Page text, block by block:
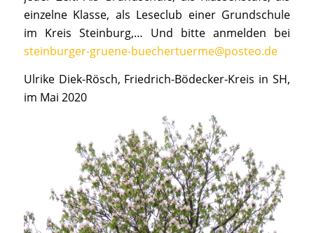
einzelne Klasse, als Leseclub einer Grundschule
im Kreis Steinburg,… Und bitte anmelden bei
steinburger-gruene-buechertuerme@posteo.de
Ulrike Diek-Rösch, Friedrich-Bödecker-Kreis in SH,
im Mai 2020